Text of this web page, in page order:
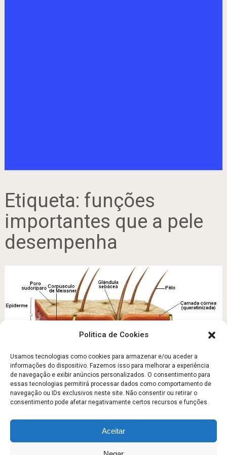
Politica de Cookies
Usamos tecnologias como cookies para armazenar e/ou aceder a
informações do dispositivo. Fazemos isso para melhorar a experiência
de navegação e exibir anúncios personalizados. O consentimento para
essas tecnologias permitirá processar dados como comportamento de
navegação ou IDs exclusivos neste site. Não consentir ou retirar o
consentimento pode afetar negativamente certos recursos e funções.
Aceitar
Etiqueta: funções
importantes que a pele
desempenha
O que é a pele?
Setembro 23, 2011
Escola FitnessCopyright © 2026.